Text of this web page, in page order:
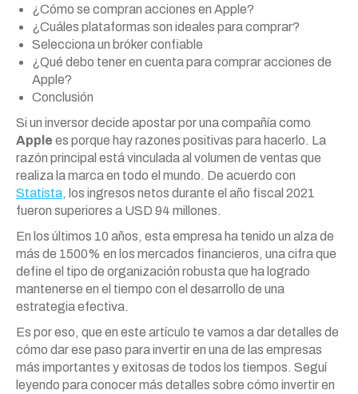
¿Cómo se compran acciones en Apple?
¿Cuáles plataformas son ideales para comprar?
Selecciona un bróker confiable
¿Qué debo tener en cuenta para comprar acciones de
Apple?
Conclusión
Si un inversor decide apostar por una compañía como
Apple es porque hay razones positivas para hacerlo. La
razón principal está vinculada al volumen de ventas que
realiza la marca en todo el mundo. De acuerdo con
Statista, los ingresos netos durante el año fiscal 2021
fueron superiores a USD 94 millones.
En los últimos 10 años, esta empresa ha tenido un alza de
más de 1500% en los mercados financieros, una cifra que
define el tipo de organización robusta que ha logrado
mantenerse en el tiempo con el desarrollo de una
estrategia efectiva.
Es por eso, que en este artículo te vamos a dar detalles de
cómo dar ese paso para invertir en una de las empresas
más importantes y exitosas de todos los tiempos. Seguí
leyendo para conocer más detalles sobre cómo invertir en